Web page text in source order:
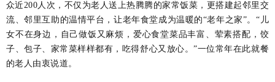
众近200人次，不仅为老人送上热腾腾的家常饭菜，更搭建起邻里交
流、邻里互助的温情平台，让老年食堂成为温暖的“老年之家”。“儿
女不在身边，自己做饭又麻烦，爱心食堂菜品丰富、荤素搭配，饺
子、包子、家常菜样样都有，吃得舒心又放心。”一位常年在此就餐
的老人由衷说道。